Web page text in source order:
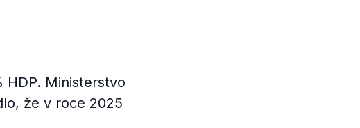
HDP. Ministerstvo
že v roce 2025